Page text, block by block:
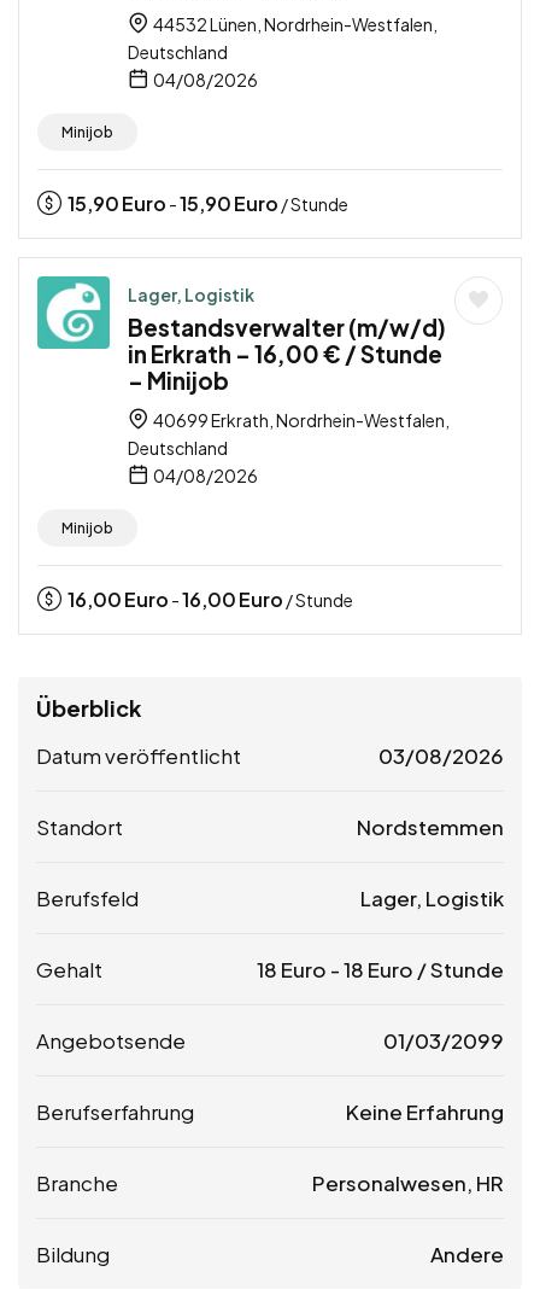
44532 Lünen, Nordrhein-Westfalen,
Deutschland
04/08/2026
Minijob
15,90Euro -15,90Euro / Stunde
Lager, Logistik
Bestandsverwalter (m/w/d)
in Erkrath – 16,00 € / Stunde
– Minijob
40699 Erkrath, Nordrhein-Westfalen,
Deutschland
04/08/2026
Minijob
16,00Euro -16,00Euro / Stunde
Überblick
Datum veröffentlicht 03/08/2026
Standort Nordstemmen
Berufsfeld Lager, Logistik
Gehalt 18 Euro -18 Euro / Stunde
Angebotsende 01/03/2099
Berufserfahrung Keine Erfahrung
Branche Personalwesen, HR
Bildung Andere